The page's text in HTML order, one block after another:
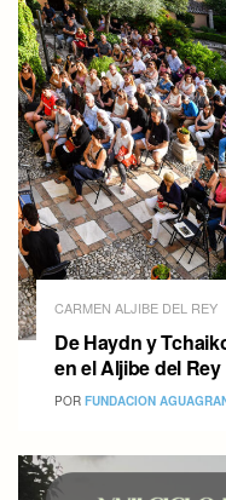
CARMEN ALJIBE DEL REY
De Haydn y
en el Aljibe del Rey
POR FUNDACION